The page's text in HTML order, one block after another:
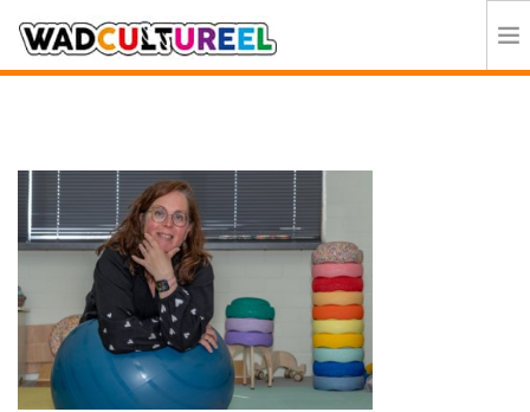
DEELNEMERS
DOE MEE
CONTACT
ORGANISATIE